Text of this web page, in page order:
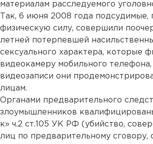
материалам расследуемого
Так, 6 июня 2008 года подсудимые,
физическую силу, совершили
летней потерпевшей
сексуального характера, которые
видеокамеру мобильного
видеозаписи они
лицам.
Органами предварительного
злоумышленников
к» ч.2 ст.105 УК РФ (убийство,
лиц по предварительному сговору,